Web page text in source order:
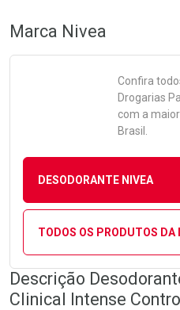
Marca Nivea
Confira
Drogarias
com a
Brasil.
DESODORANTE NIVEA
TODOS OS PRODUTOS DA
Descrição
Clinical Intense